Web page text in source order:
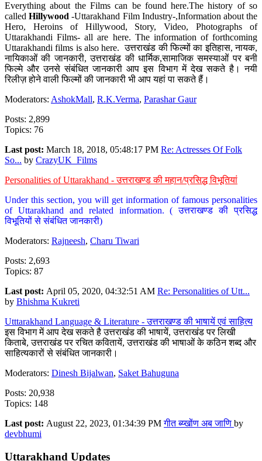
Everything about the Films can be found here.The history of so
calledHillywood-Uttarakhand Film Industry-,Information about the
Hero, Heroins of Hillywood, Story, Video, Photographs of
Uttarakhandi Films- all are here. The information of forthcoming
Uttarakhandi films is also here. उत्तराखंड की फिल्मों का इतिहास, नायक,
नायिकाओं की जानकारी, उत्तराखंड की धार्मिक,सामाजिक समस्याओं पर बनी
फिल्मे और उनसे संबंधित जानकारी आप इस विभाग में देख सकते है। नयी
रिलीज़ होने वाली फिल्मों की जानकारी भी आप यहां पा सकते हैं।
Moderators: AshokMall, R.K.Verma, Parashar Gaur
Posts: 2,899
Topics: 76
Last post: March 18, 2018, 05:48:17 PM Re: Actresses Of Folk
So... by CrazyUK_Films
Personalities of Uttarakhand - उत्तराखण्ड की महान/प्रसिद्ध विभूतियां
Under this section, you will get information of famous personalities
of Uttarakhand and related information. ( उत्तराखण्ड की प्रसिद्ध
विभूतियों से संबंधित जानकारी)
Moderators: Rajneesh, Charu Tiwari
Posts: 2,693
Topics: 87
Last post: April 05, 2020, 04:32:51 AM Re: Personalities of Utt...
by Bhishma Kukreti
Utttarakhand Language & Literature - उत्तराखण्ड की भाषायें एवं साहित्य
इस विभाग में आप देख सकते है उत्तराखंड की भाषायें, उत्तराखंड पर लिखी
किताबे, उत्तराखंड पर रचित कवितायें, उत्तराखंड की भाषाओं के कठिन शब्द और
साहित्यकारों से संबंधित जानकारी।
Moderators: Dinesh Bijalwan, Saket Bahuguna
Posts: 20,938
Topics: 148
Last post: August 22, 2023, 01:34:39 PMगीत ब्य्खोंण अब जाणि by
devbhumi
Uttarakhand Updates